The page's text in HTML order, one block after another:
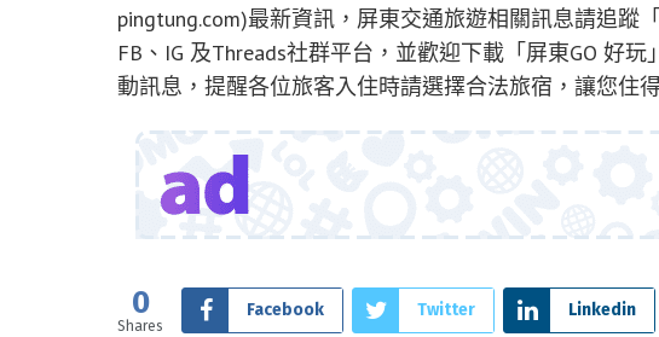
pingtung.com)最新資訊，屏東交通旅遊相關訊息請追蹤
FB、IG 及Threads社群平台，並歡迎下載「屏東GO 好
動訊息，提醒各位旅客入住時請選擇合法旅宿，讓您住
0
Shares
Facebook Twitter Linkedin